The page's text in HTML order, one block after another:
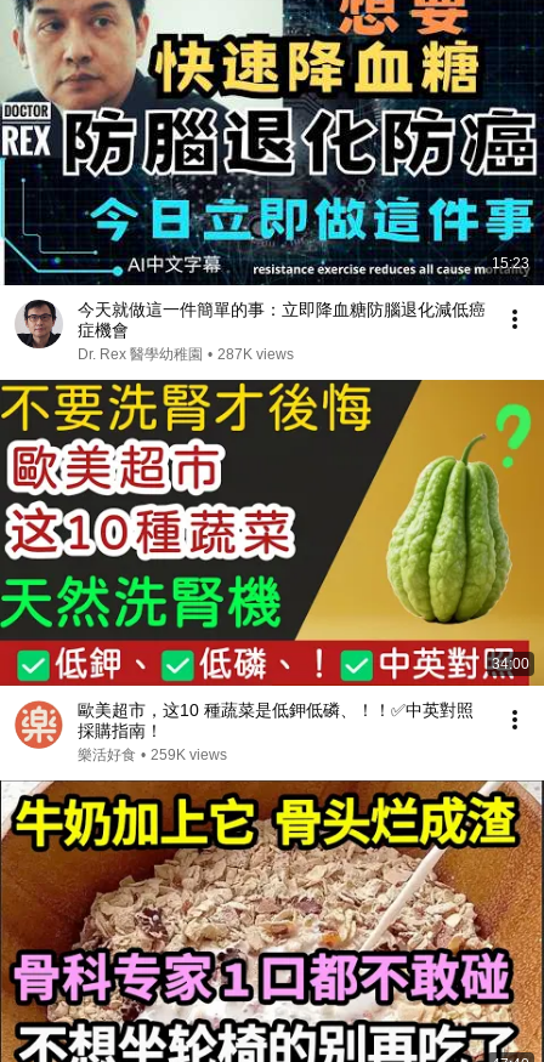
15:23
今天就做這一件簡單的事：立即降血糖防腦退化減低癌
症機會
Dr. Rex 醫學幼稚園 • 287K views
34:00
歐美超市，这10 種蔬菜是低鉀低磷、！！✅中英對照
採購指南！
樂活好食 • 259K views